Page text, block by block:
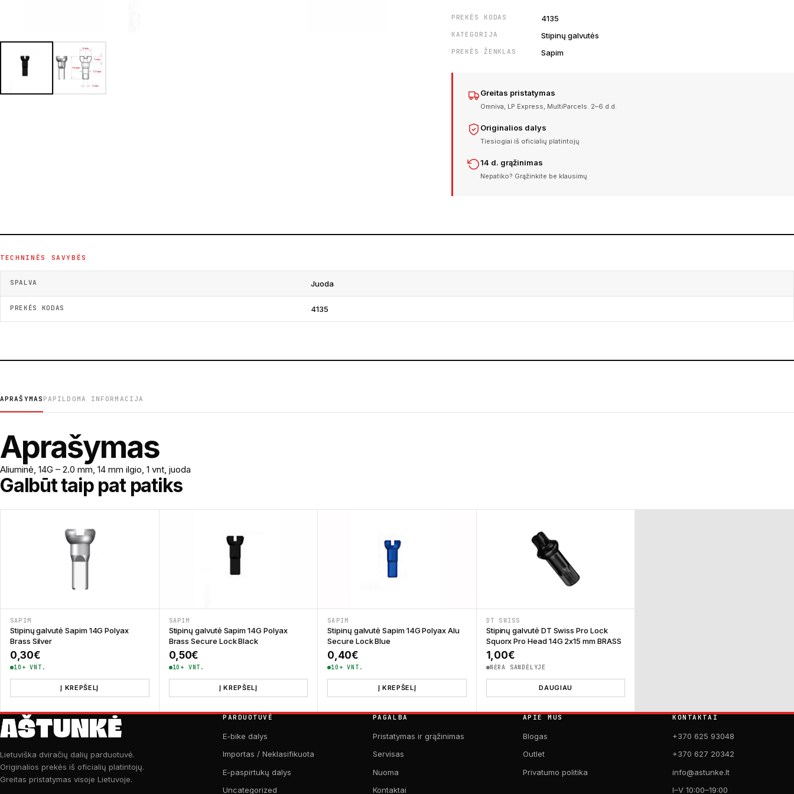
PREKĖS KODAS 4135
KATEGORIJA Stipinų galvutės
PREKĖS ŽENKLAS Sapim
Greitas pristatymas
Omniva, LP Express, MultiParcels. 2–6 d.d.
Originalios dalys
Tiesiogiai iš oficialių platintojų
14 d. grąžinimas
Nepatiko? Grąžinkite be klausimų
TECHNINĖS SAVYBĖS
SPALVA Juoda
PREKĖS KODAS 4135
APRAŠYMAS PAPILDOMA INFORMACIJA
Aprašymas
Aliuminė, 14G – 2.0 mm, 14 mm ilgio, 1 vnt, juoda
Galbūt taip pat patiks
SAPIM
Stipinų galvutė Sapim 14G Polyax
Brass Silver
0,30€
10+ VNT.
Į KREPŠELĮ
SAPIM
Stipinų galvutė Sapim 14G Polyax
Brass Secure Lock Black
0,50€
10+ VNT.
Į KREPŠELĮ
SAPIM
Stipinų galvutė Sapim 14G Polyax Alu
Secure Lock Blue
0,40€
10+ VNT.
Į KREPŠELĮ
DT SWISS
Stipinų galvutė DT Swiss Pro Lock
Squorx Pro Head 14G 2x15 mm BRASS
1,00€
NĖRA SANDĖLYJE
DAUGIAU
Lietuviška dviračių dalių parduotuvė.
Originalios prekės iš oficialių platintojų.
Greitas pristatymas visoje Lietuvoje.
PARDUOTUVĖ
E-bike dalys
Importas / Neklasifikuota
E-paspirtukų dalys
Uncategorized
PAGALBA
Pristatymas ir grąžinimas
Servisas
Nuoma
Kontaktai
APIE MUS
Blogas
Outlet
Privatumo politika
KONTAKTAI
+370 625 93048
+370 627 20342
info@astunke.lt
I–V 10:00–19:00